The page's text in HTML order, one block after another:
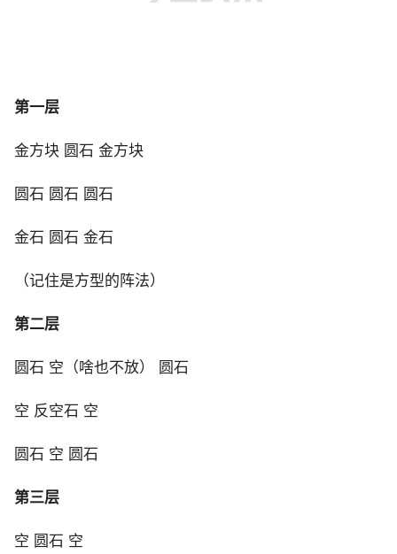
第一层
金方块 圆石 金方块
圆石 圆石 圆石
金石 圆石 金石
（记住是方型的阵法）
第二层
圆石 空（啥也不放） 圆石
空 反空石 空
圆石 空 圆石
第三层
空 圆石 空